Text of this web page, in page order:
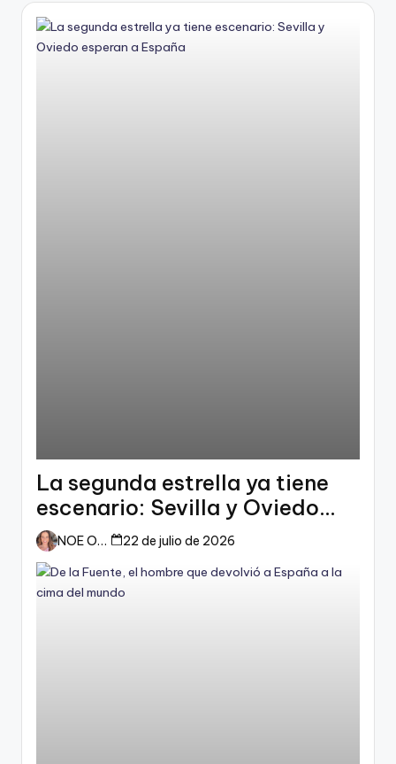
La segunda estrella ya tiene
escenario: Sevilla y Oviedo
esperan a España
NOE ORTIZ 22 de julio de 2026